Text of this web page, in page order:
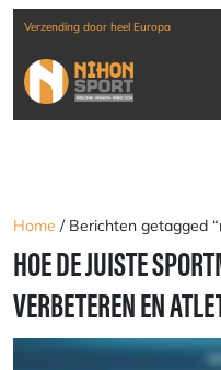
door heel Europa
Home / Berichten getagged
HOE DE JUISTE
VERBETEREN EN